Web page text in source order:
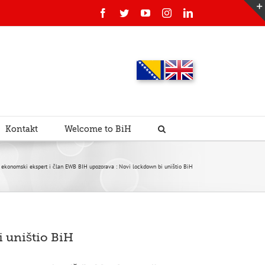
Facebook
TwitterYouTubeInstagramLinkedin
Kontakt Welcome to BiH
ekspert i član EWB BIH upozorava : Novi lockdown bi uništio BiH
uništio BiH